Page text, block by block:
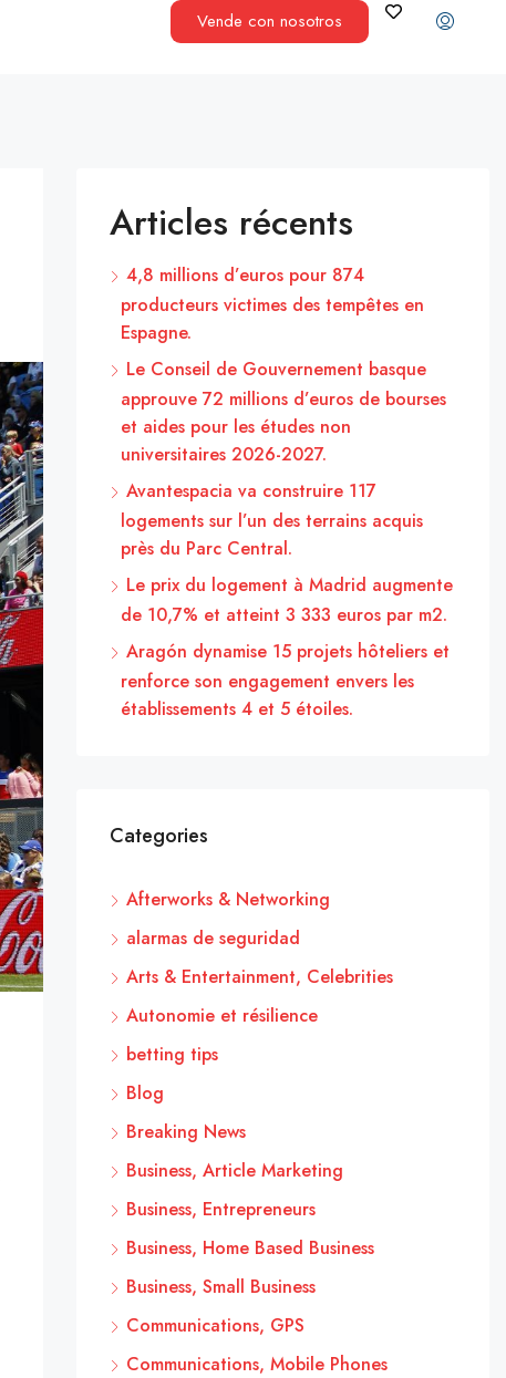
Vende con nosotros
Articles récents
4,8 millions d’euros pour 874
producteurs victimes des tempêtes en
Espagne.
Le Conseil de Gouvernement basque
approuve 72 millions d’euros de bourses
et aides pour les études non
universitaires 2026-2027.
Avantespacia va construire 117
logements sur l’un des terrains acquis
près du Parc Central.
Le prix du logement à Madrid augmente
de 10,7% et atteint 3 333 euros par m2.
Aragón dynamise 15 projets hôteliers et
renforce son engagement envers les
établissements 4 et 5 étoiles.
Categories
Afterworks & Networking
alarmas de seguridad
Arts & Entertainment, Celebrities
Autonomie et résilience
betting tips
Blog
Breaking News
Business, Article Marketing
Business, Entrepreneurs
Business, Home Based Business
Business, Small Business
Communications, GPS
Communications, Mobile Phones